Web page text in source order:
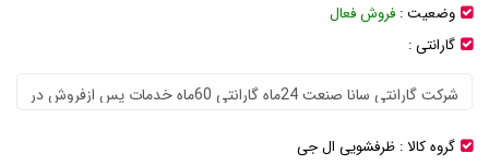
وضعیت : فروش فعال
گارانتی :
گروه کالا : ظرفشویی ال جی